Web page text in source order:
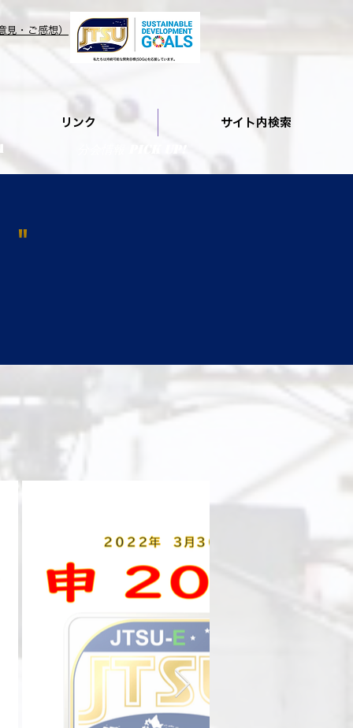
見・ご感想）
リンク サイト内検索
"